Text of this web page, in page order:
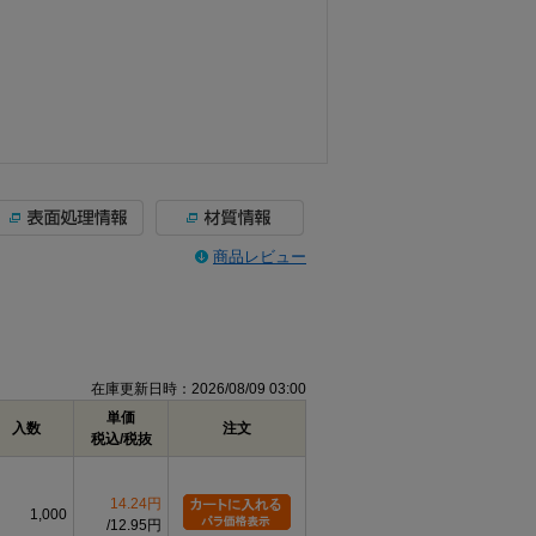
商品レビュー
在庫更新日時：2026/08/09 03:00
入数
単価
税込/税抜
注文
1,000
14.24円
12.95円